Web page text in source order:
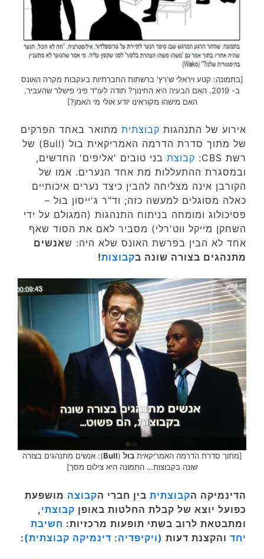
[בתמונה: קטע ויראלי ש'רץ' ברשתות החברתיות בעקבות מקרה האונס
ב- 2019. האם הבעיה היא החינוך? תודה לעו"ד פיני פישלר שהעביר.
האם מישהו מקוראינו יודע אולי מי האמן?]
אירוע של התנהגות קבוצתית מתואר באחד הפרקים
של מתוך סדרת הדרמה האמריקאית בול (Bull) של
רשת CBS:
קבוצת בני טובים 'אליפים' החדשים,
ובמסגרת ההתעללות מת אחד הנערים. אמו של
הקורבן אינה מצליחה להבין כיצד נערים איכותיים
כאלה מסוגלים למעשה כזה; וד"ר ג'ייסון בול –
פסיכולוג ומומחה בניתוח התנהגות (המגולם על ידי
השחקן מייקל ווט'רלי) מסביר לאם את הסוד שאף
אחד לא הבין בפרשת האונס שלא היה: שאנשים
מתנהגים בצורה שונה בקבוצות!
[מתוך סדרת הדרמה האמריקאיתבול (
Bull): אנשים מתנהגים בצורה
שונה בקבוצות… התמונה היא צילום מסך]
הדינמיקה הקבוצתית בין חברי הקבוצה מושפעת
כפועל יוצא של קבלת החלטות באופן קבוצתי,
ומתבטאת לרוב בשתי תופעות מרכזיות: חשיבת
יחד והקצנת דעות (ויקיפדיה: דינמיקה קבוצתית):